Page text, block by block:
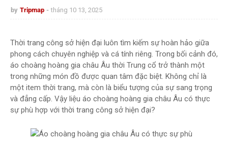
by Tripmap tháng 10 13, 2025
Thời trang công sở hiện đại luôn tìm kiếm sự hoàn hảo giữa
phong cách chuyên nghiệp và cá tính riêng. Trong bối cảnh đó,
áo choàng hoàng gia châu Âu thời Trung cổ trở thành một
trong những món đồ được quan tâm đặc biệt. Không chỉ là
một item thời trang, mà còn là biểu tượng của sự sang trọng
và đẳng cấp. Vậy liệu áo choàng hoàng gia châu Âu có thực
sự phù hợp với thời trang công sở hiện đại?